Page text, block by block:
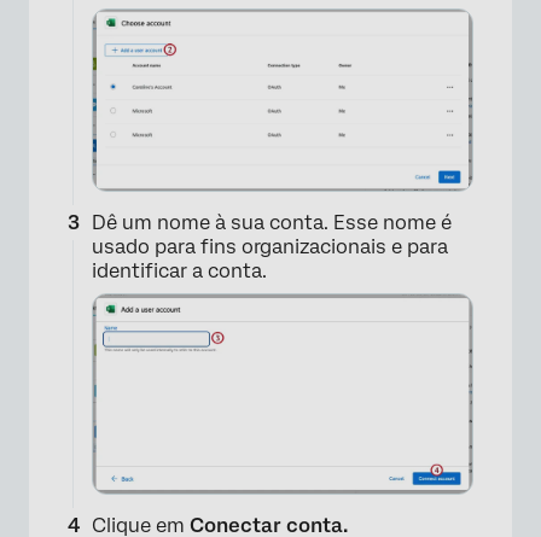
Dê um nome à sua conta. Esse nome é
usado para fins organizacionais e para
identificar a conta.
Clique em Conectar conta.